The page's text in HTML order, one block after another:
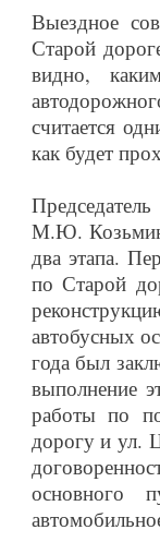
Выездное
Старой
видно,
считается
как будет
М.Ю.
два этапа.
по Старой
автобусных
года был
выполнение
работы по
дорогу и ул.
основного